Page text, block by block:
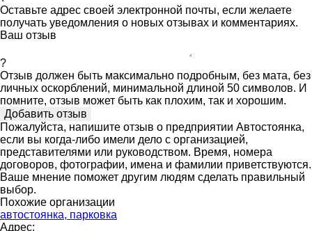
Оставьте адрес своей электронной почты, если желаете
получать уведомления о новых отзывах и комментариях.
Ваш отзыв
?
Отзыв должен быть максимально подробным, без мата, без
личных оскорблений, минимальной длиной 50 символов. И
помните, отзыв может быть как плохим, так и хорошим.
Пожалуйста, напишите отзыв о предприятии Автостоянка,
если вы когда-либо имели дело с организацией,
представителями или руководством. Время, номера
договоров, фотографии, имена и фамилии приветствуются.
Ваше мнение поможет другим людям сделать правильный
выбор.
Похожие организации
автостоянка, парковка
Адрес: